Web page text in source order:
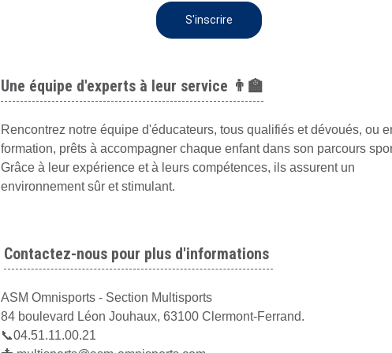
S'inscrire
Une équipe d'experts à leur service 👨‍🏫
Rencontrez notre équipe d'éducateurs, tous qualifiés et dévoués, ou
formation, prêts à accompagner chaque enfant dans son parcours
Grâce à leur expérience et à leurs compétences, ils assurent un
environnement sûr et stimulant.
Contactez-nous pour plus d'informations
ASM Omnisports - Section Multisports
84 boulevard Léon Jouhaux, 63100 Clermont-Ferrand.
📞04.51.11.00.21